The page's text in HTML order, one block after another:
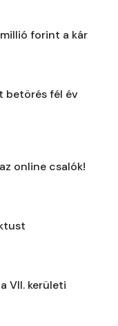
forint a kár
betörés fél év
online csalók!
VII. kerületi